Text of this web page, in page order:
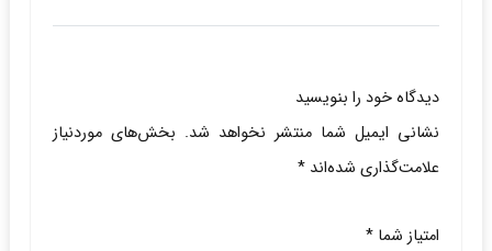
دیدگاه خود را بنویسید
نشانی ایمیل شما منتشر نخواهد شد. بخش‌های موردنیاز
علامت‌گذاری شده‌اند *
امتیاز شما *